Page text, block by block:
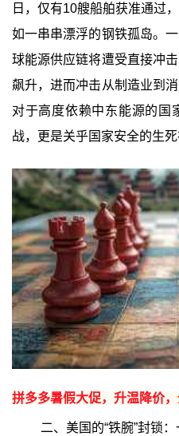
日，仅有10艘船舶获准通过
如一串串漂浮的钢铁孤岛。
球能源供应链将遭受直接冲
飙升，进而冲击从制造业到
对于高度依赖中东能源的国
战，更是关乎国家安全的生死
拼多多暑假大促，升温降价
二、美国的“铁腕”封锁